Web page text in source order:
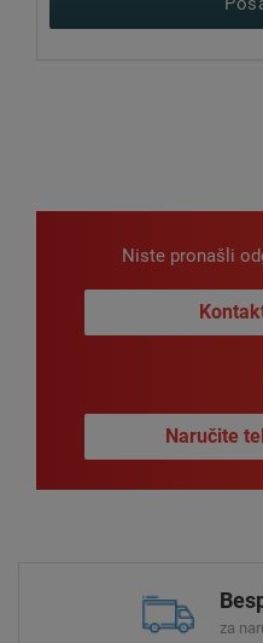
Niste pronašli
Naručite
za